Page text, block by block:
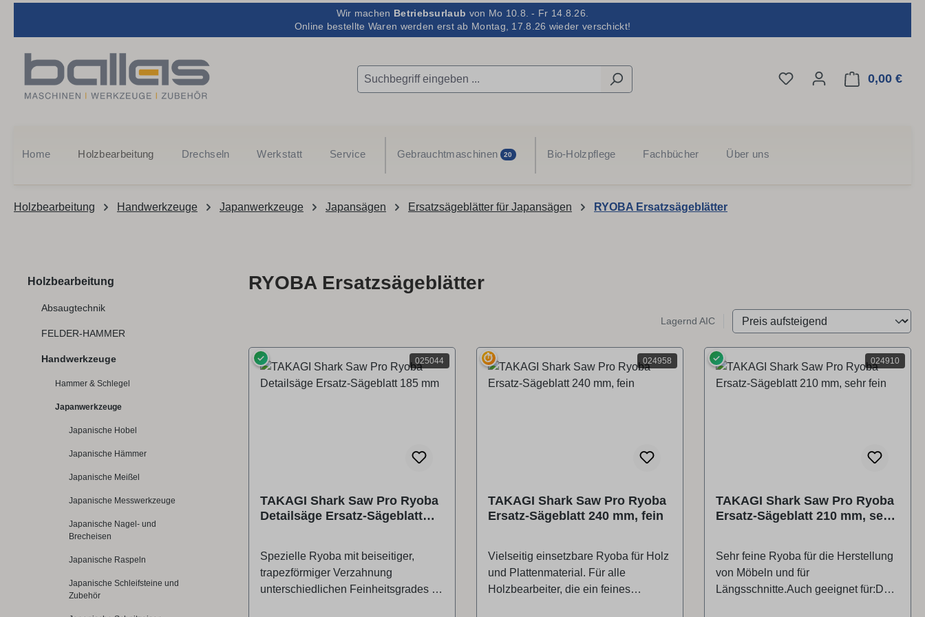
Wir machen Betriebsurlaub von Mo 10.8. - Fr 14.8.26.
Online bestellte Waren werden erst ab Montag, 17.8.26 wieder verschickt!
Du hast 0 Produkte auf
0,00 €
Home Holzbearbeitung Drechseln Werkstatt Service Gebrauchtmaschinen 20 Bio-Holzpflege Fachbücher Über uns
Holzbearbeitung Handwerkzeuge Japanwerkzeuge Japansägen Ersatzsägeblätter für Japansägen RYOBA Ersatzsägeblätter
Holzbearbeitung
Absaugtechnik
FELDER-HAMMER
Handwerkzeuge
Hammer & Schlegel
Japanwerkzeuge
Japanische Hobel
Japanische Hämmer
Japanische Meißel
Japanische Messwerkzeuge
Japanische Nagel- und
Brecheisen
Japanische Raspeln
Japanische Schleifsteine und
Zubehör
RYOBA Ersatzsägeblätter
Lagernd AIC
025044
✓
TAKAGI Shark Saw Pro Ryoba
Detailsäge Ersatz-Sägeblatt
Spezielle Ryoba mit beiseitiger,
trapezförmiger Verzahnung
unterschiedlichen Feinheitsgrades für
024958
⏱
TAKAGI Shark Saw Pro Ryoba
Ersatz-Sägeblatt 240 mm, fein
Vielseitig einsetzbare Ryoba für Holz
und Plattenmaterial. Für alle
Holzbearbeiter, die ein feines
024910
✓
TAKAGI Shark Saw Pro Ryoba
Ersatz-Sägeblatt 210 mm, sehr
Sehr feine Ryoba für die Herstellung
von Möbeln und für
Längsschnitte.Auch geeignet für:Den